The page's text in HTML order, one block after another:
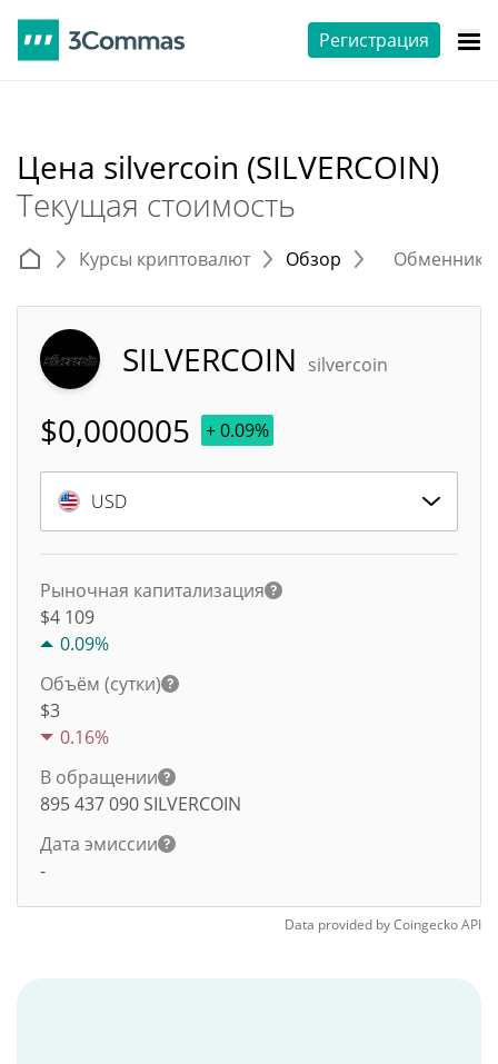
Регистрация
Цена silvercoin (SILVERCOIN)
Текущая стоимость
Курсы криптовалют Обзор
SILVERCOIN silvercoin
$0,000005 + 0.09%
USD
Рыночная капитализация
$4 109
0.09%
Объём (сутки)
$3
0.16%
В обращении
895 437 090 SILVERCOIN
Дата эмиссии
-
Data provided byCoingeckoAPI